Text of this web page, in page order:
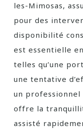
les-Mimosas,
pour des
disponibilité
est essentielle
telles qu’une
une tentative
un
offre la
assisté